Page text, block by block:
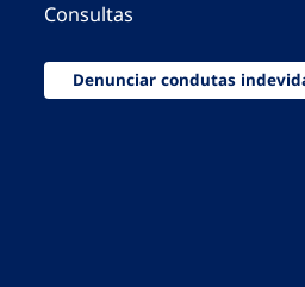
Consultas
Denunciar condutas